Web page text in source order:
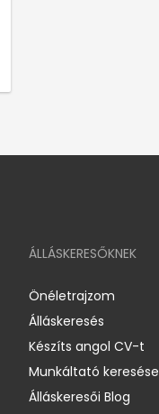
ÁLLÁSKERESŐKNEK
Önéletrajzom
Álláskeresés
Készíts angol CV-t
Munkáltató keresése
Álláskeresői Blog